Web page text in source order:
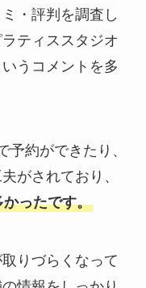
・評判を調査し
ティススタジオ
うコメントを多
予約ができたり、
がされており、
ったです。
りづらくなって